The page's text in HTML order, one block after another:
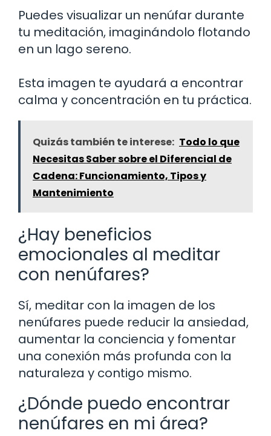
Puedes visualizar un nenúfar durante
tu meditación, imaginándolo flotando
en un lago sereno.
Esta imagen te ayudará a encontrar
calma y concentración en tu práctica.
Quizás también te interese: Todo lo que
Necesitas Saber sobre el Diferencial de
Cadena: Funcionamiento, Tipos y
Mantenimiento
¿Hay beneficios
emocionales al meditar
con nenúfares?
Sí, meditar con la imagen de los
nenúfares puede reducir la ansiedad,
aumentar la conciencia y fomentar
una conexión más profunda con la
naturaleza y contigo mismo.
¿Dónde puedo encontrar
nenúfares en mi área?